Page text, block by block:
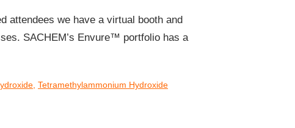
attendees we have a virtual booth and
SACHEM’s Envure™ portfolio has a
, Tetramethylammonium Hydroxide